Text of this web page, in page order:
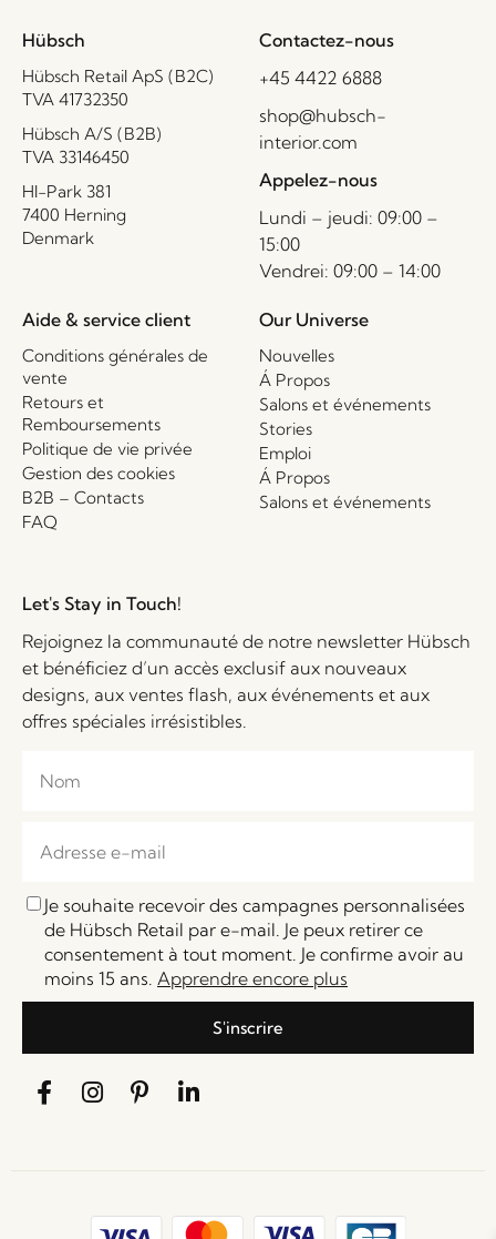
Hübsch
Hübsch Retail ApS (B2C)
TVA 41732350
Hübsch A/S (B2B)
TVA 33146450
HI-Park 381
7400 Herning
Denmark
Contactez-nous
+45 4422 6888
shop@hubsch-
interior.com
Appelez-nous
Lundi – jeudi: 09:00 –
15:00
Vendrei: 09:00 – 14:00
Aide & service client
Conditions générales de
vente
Retours et
Remboursements
Politique de vie privée
Gestion des cookies
B2B – Contacts
FAQ
Our Universe
Nouvelles
Á Propos
Salons et événements
Stories
Emploi
Á Propos
Salons et événements
Let's Stay in Touch!
Rejoignez la communauté de notre newsletter Hübsch
et bénéficiez d’un accès exclusif aux nouveaux
designs, aux ventes flash, aux événements et aux
offres spéciales irrésistibles.
Je souhaite recevoir des campagnes personnalisées
de Hübsch Retail par e-mail. Je peux retirer ce
consentement à tout moment. Je confirme avoir au
moins 15 ans. Apprendre encore plus
S'inscrire